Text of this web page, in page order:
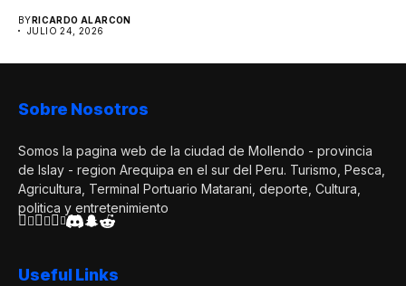
BYRICARDO ALARCON
JULIO 24, 2026
Sobre Nosotros
Somos la pagina web de la ciudad de Mollendo - provincia
de Islay - region Arequipa en el sur del Peru. Turismo, Pesca,
Agricultura, Terminal Portuario Matarani, deporte, Cultura,
politica y entretenimiento
Useful Links